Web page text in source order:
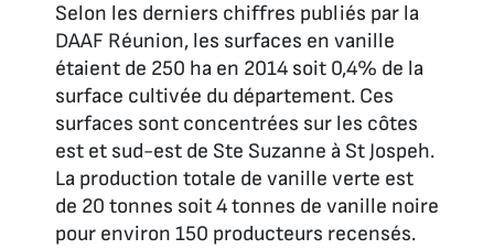
Selon les derniers chiffres publiés par la
DAAF Réunion, les surfaces en vanille
étaient de 250 ha en 2014 soit 0,4% de la
surface cultivée du département. Ces
surfaces sont concentrées sur les côtes
est et sud-est de Ste Suzanne à St Jospeh.
La production totale de vanille verte est
de 20 tonnes soit 4 tonnes de vanille noire
pour environ 150 producteurs recensés.